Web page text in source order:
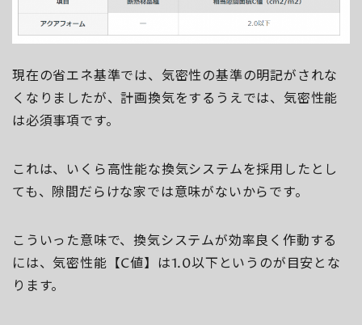
現在の省エネ基準では、気密性の基準の明記がされな
くなりましたが、計画換気をするうえでは、気密性能
は必須事項です。
これは、いくら高性能な換気システムを採用したとし
ても、隙間だらけな家では意味がないからです。
こういった意味で、換気システムが効率良く作動する
には、気密性能【C値】は1.0以下というのが目安とな
ります。